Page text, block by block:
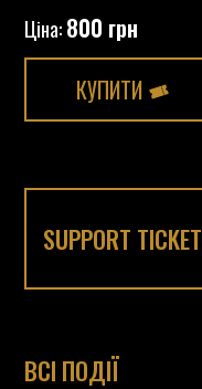
Ціна:800 грн
КУПИТИ
SUPPORT TICKET
ВСІ ПОДІЇ